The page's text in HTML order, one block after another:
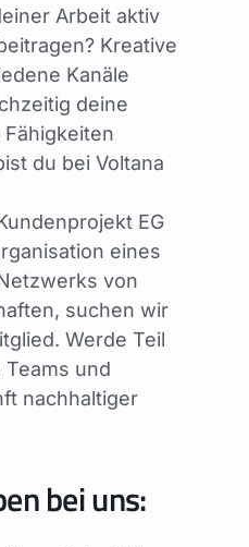
Arbeit aktiv
Kreative
Kanäle
deine
du bei Voltana
EG
eines
von
suchen wir
Werde Teil
und
nachhaltiger
bei uns: